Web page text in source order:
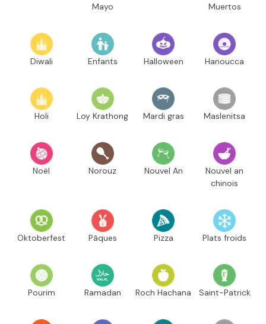
Mayo
Muertos
Diwali Enfants Halloween Hanoucca
Holi Loy Krathong Mardi gras Maslenitsa
Noël Norouz Nouvel An
Nouvel an
chinois
Oktoberfest Pâques Pizza Plats froids
Pourim Ramadan Roch Hachana Saint-Patrick